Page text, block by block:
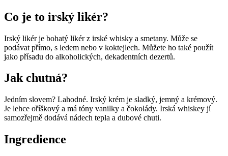
Co je to irský likér?
Irský likér je bohatý likér z irské whisky a smetany. Může se
podávat přímo, s ledem nebo v koktejlech. Můžete ho také použít
jako přísadu do alkoholických, dekadentních dezertů.
Jak chutná?
Jedním slovem? Lahodné. Irský krém je sladký, jemný a krémový.
Je lehce oříškový a má tóny vanilky a čokolády. Irská whiskey jí
samozřejmě dodává nádech tepla a dubové chuti.
Ingredience